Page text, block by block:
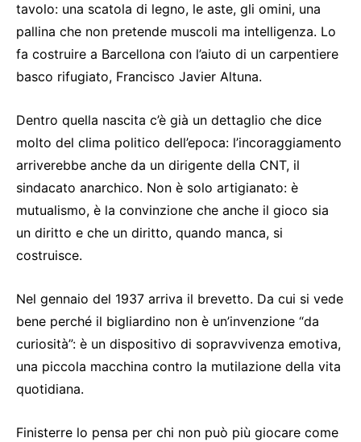
tavolo: una scatola di legno, le aste, gli omini, una
pallina che non pretende muscoli ma intelligenza. Lo
fa costruire a Barcellona con l’aiuto di un carpentiere
basco rifugiato, Francisco Javier Altuna.
Dentro quella nascita c’è già un dettaglio che dice
molto del clima politico dell’epoca: l’incoraggiamento
arriverebbe anche da un dirigente della CNT, il
sindacato anarchico. Non è solo artigianato: è
mutualismo, è la convinzione che anche il gioco sia
un diritto e che un diritto, quando manca, si
costruisce.
Nel gennaio del 1937 arriva il brevetto. Da cui si vede
bene perché il bigliardino non è un’invenzione “da
curiosità”: è un dispositivo di sopravvivenza emotiva,
una piccola macchina contro la mutilazione della vita
quotidiana.
Finisterre lo pensa per chi non può più giocare come